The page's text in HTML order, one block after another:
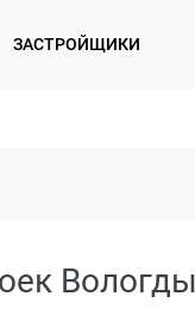
ЗАСТРОЙЩИКИ
Вологды